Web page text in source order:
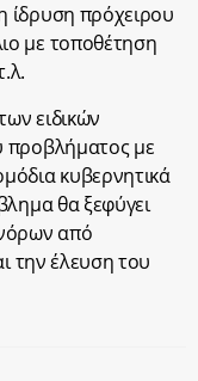
ίδρυση πρόχειρου
με τοποθέτηση
ειδικών
προβλήματος με
κυβερνητικά
θα ξεφύγει
από
την έλευση του